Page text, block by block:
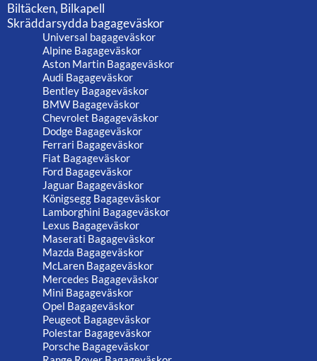
Biltäcken, Bilkapell
Skräddarsydda bagageväskor
Universal bagageväskor
Alpine Bagageväskor
Aston Martin Bagageväskor
Audi Bagageväskor
Bentley Bagageväskor
BMW Bagageväskor
Chevrolet Bagageväskor
Dodge Bagageväskor
Ferrari Bagageväskor
Fiat Bagageväskor
Ford Bagageväskor
Jaguar Bagageväskor
Königsegg Bagageväskor
Lamborghini Bagageväskor
Lexus Bagageväskor
Maserati Bagageväskor
Mazda Bagageväskor
McLaren Bagageväskor
Mercedes Bagageväskor
Mini Bagageväskor
Opel Bagageväskor
Peugeot Bagageväskor
Polestar Bagageväskor
Porsche Bagageväskor